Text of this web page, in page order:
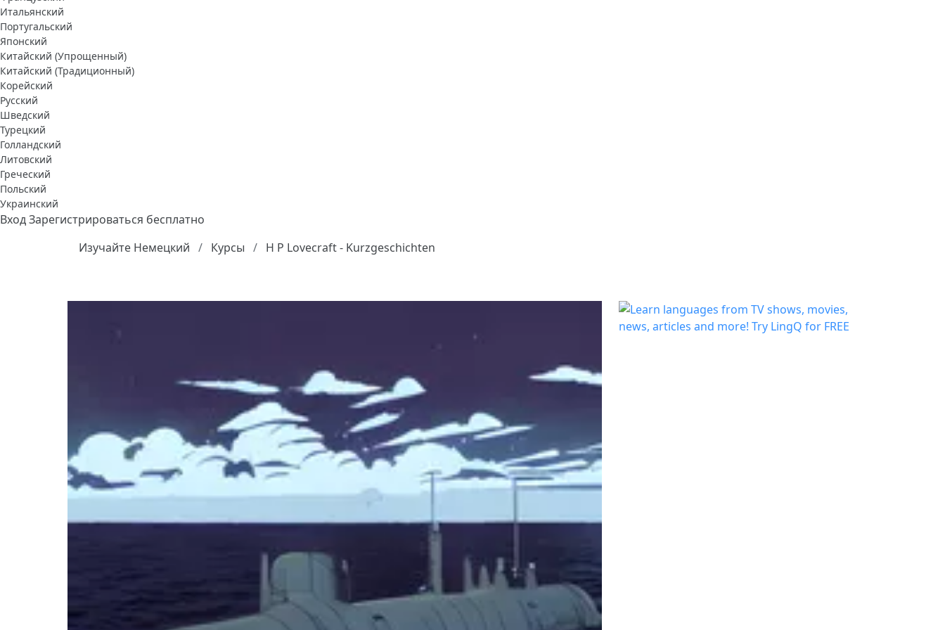
Итальянский
Португальский
Японский
Китайский (Упрощенный)
Китайский (Традиционный)
Корейский
Русский
Шведский
Турецкий
Голландский
Литовский
Греческий
Польский
Украинский
ВходЗарегистрироваться бесплатно
Изучайте Немецкий
Курсы H P Lovecraft - Kurzgeschichten